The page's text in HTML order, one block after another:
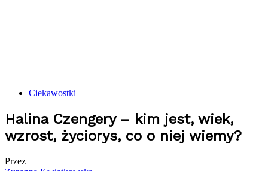
Ciekawostki
Halina Czengery – kim jest, wiek,
wzrost, życiorys, co o niej wiemy?
Przez